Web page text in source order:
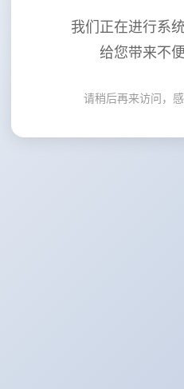
我们正在进行系
给您带来不
请稍后再来访问，